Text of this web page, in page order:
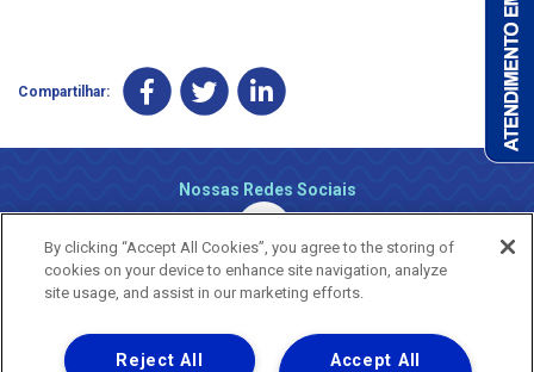
Compartilhar:
Nossas Redes Sociais
By clicking “Accept All Cookies”, you agree to the storing of
cookies on your device to enhance site navigation, analyze
site usage, and assist in our marketing efforts.
Accept All
Reject All